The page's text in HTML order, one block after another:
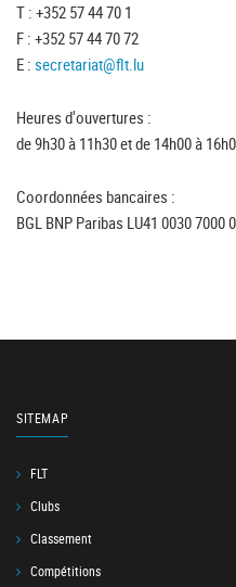
T : +352 57 44 70 1
F : +352 57 44 70 72
E : secretariat@flt.lu
Heures d'ouvertures :
de 9h30 à 11h30 et de 14h00 à
Coordonnées bancaires :
BGL BNP Paribas LU41 0030 7000
SITEMAP
FLT
Clubs
Classement
Compétitions